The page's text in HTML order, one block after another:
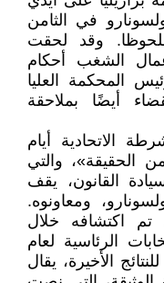
في الثامن
2023 تقدما ملحوظا. وقد لحقت
الشغب أحكام
المحكمة العليا
أيضًا بملاحقة
الاتحادية أيام
الحقيقة»، والتي
القانون، يقف
ومعاونوه.
اكتشافه خلال
الرئاسية لعام
الأخيرة، يقال